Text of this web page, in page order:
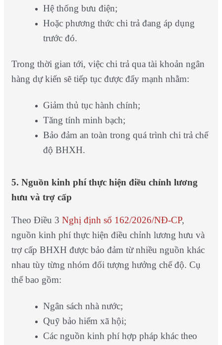
Hệ thống bưu điện;
Hoặc phương thức chi trả đang áp dụng
trước đó.
Trong thời gian tới, việc chi trả qua tài khoản ngân
hàng dự kiến sẽ tiếp tục được đẩy mạnh nhằm:
Giảm thủ tục hành chính;
Tăng tính minh bạch;
Bảo đảm an toàn trong quá trình chi trả chế
độ BHXH.
5. Nguồn kinh phí thực hiện điều chỉnh lương
hưu và trợ cấp
Theo Điều 3 Nghị định số 162/2026/NĐ-CP,
nguồn kinh phí thực hiện điều chỉnh lương hưu và
trợ cấp BHXH được bảo đảm từ nhiều nguồn khác
nhau tùy từng nhóm đối tượng hưởng chế độ. Cụ
thể bao gồm:
Ngân sách nhà nước;
Quỹ bảo hiểm xã hội;
Các nguồn kinh phí hợp pháp khác theo